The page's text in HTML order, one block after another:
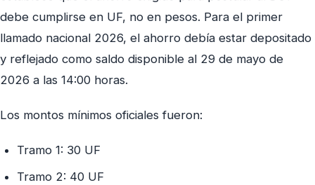
debe cumplirse en UF, no en pesos. Para el primer
llamado nacional 2026, el ahorro debía estar depositado
y reflejado como saldo disponible al 29 de mayo de
2026 a las 14:00 horas.
Los montos mínimos oficiales fueron:
Tramo 1: 30 UF
Tramo 2: 40 UF